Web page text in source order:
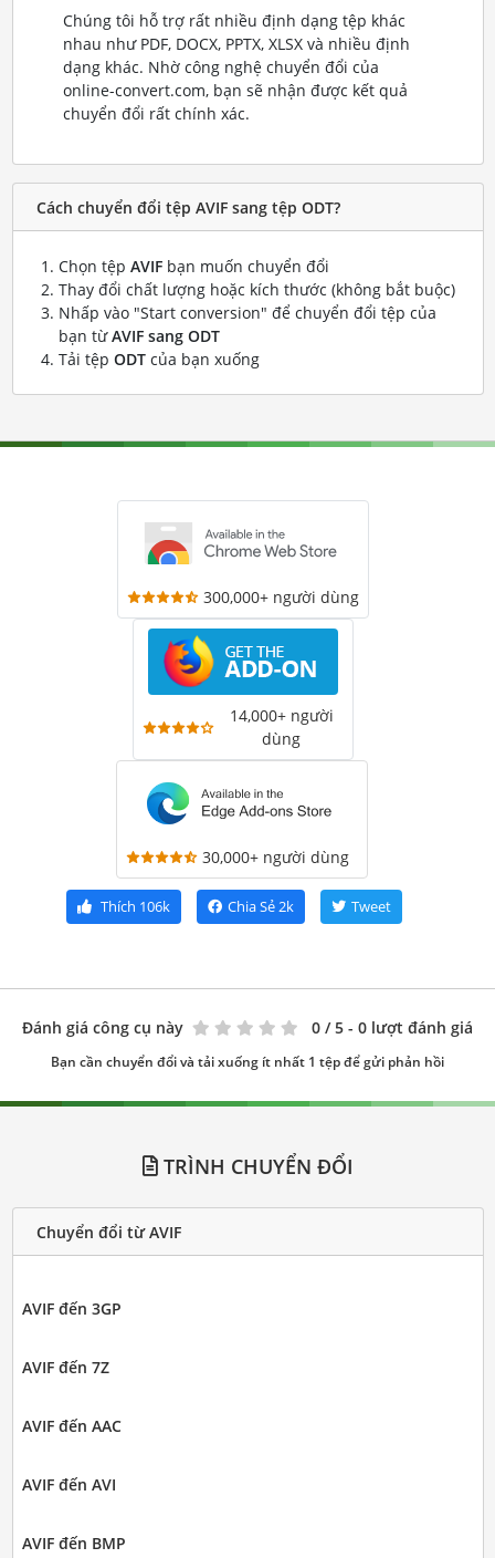
Chúng tôi hỗ trợ rất nhiều định dạng tệp khác
nhau như PDF, DOCX, PPTX, XLSX và nhiều định
dạng khác. Nhờ công nghệ chuyển đổi của
online-convert.com, bạn sẽ nhận được kết quả
chuyển đổi rất chính xác.
Cách chuyển đổi tệp AVIF sang tệp ODT?
Chọn tệp AVIFbạn muốn chuyển đổi
Thay đổi chất lượng hoặc kích thước (không bắt buộc)
Nhấp vào "Start conversion" để chuyển đổi tệp của
bạn từAVIF sang ODT
Tải tệp ODTcủa bạn xuống
300,000+ người dùng
14,000+ người
dùng
30,000+ người dùng
Thích 106k Chia Sẻ2k Tweet
Đánh giá công cụ này 0 / 5 - 0 lượt đánh giá
Bạn cần chuyển đổi và tải xuống ít nhất 1 tệp để gửi phản hồi
TRÌNH CHUYỂN ĐỔI
Chuyển đổi từ AVIF
AVIF đến 3GP
AVIF đến 7Z
AVIF đến AAC
AVIF đến AVI
AVIF đến BMP